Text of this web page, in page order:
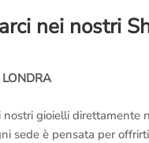
nei nostri
nostri gioielli direttamente
sede è pensata per